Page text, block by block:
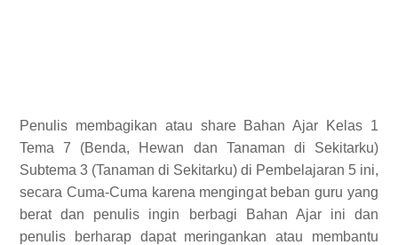
Penulis membagikan atau share Bahan Ajar Kelas 1
Tema 7 (Benda, Hewan dan Tanaman di Sekitarku)
Subtema 3 (Tanaman di Sekitarku) di Pembelajaran 5 ini,
secara Cuma-Cuma karena mengingat beban guru yang
berat dan penulis ingin berbagi Bahan Ajar ini dan
penulis berharap dapat meringankan atau membantu